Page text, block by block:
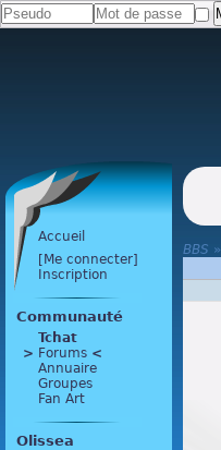
Accueil
[Me connecter]
Inscription
Communauté
Tchat
> Forums <
Annuaire
Groupes
Fan Art
Olissea
BBS »